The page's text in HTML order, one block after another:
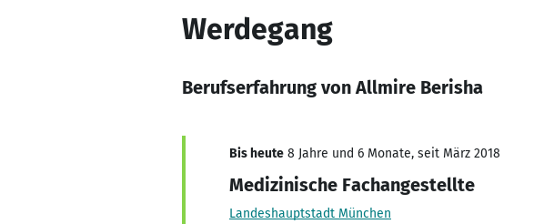
Werdegang
Berufserfahrung von Allmire Berisha
Bis heute 8 Jahre und 6 Monate, seit März 2018
Medizinische Fachangestellte
Landeshauptstadt München